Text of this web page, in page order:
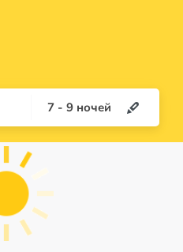
7 - 9 ночей